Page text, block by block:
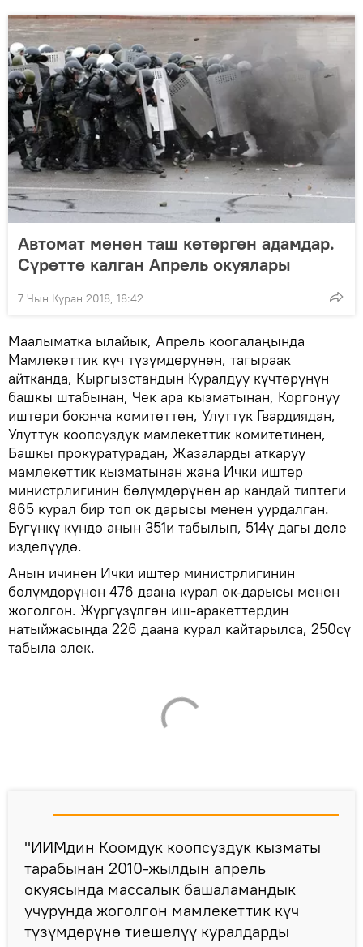
Автомат менен таш көтөргөн адамдар.
Сүрөттө калган Апрель окуялары
7 Чын Куран 2018, 18:42
Маалыматка ылайык, Апрель коогалаңында
Мамлекеттик күч түзүмдөрүнөн, тагыраак
айтканда, Кыргызстандын Куралдуу күчтөрүнүн
башкы штабынан, Чек ара кызматынан, Коргонуу
иштери боюнча комитеттен, Улуттук Гвардиядан,
Улуттук коопсуздук мамлекеттик комитетинен,
Башкы прокуратурадан, Жазаларды аткаруу
мамлекеттик кызматынан жана Ички иштер
министрлигинин бөлүмдөрүнөн ар кандай типтеги
865 курал бир топ ок дарысы менен уурдалган.
Бүгүнкү күндө анын 351и табылып, 514ү дагы деле
изделүүдө.
Анын ичинен Ички иштер министрлигинин
бөлүмдөрүнөн 476 даана курал ок-дарысы менен
жоголгон. Жүргүзүлгөн иш-аракеттердин
натыйжасында 226 даана курал кайтарылса, 250сү
табыла элек.
"ИИМдин Коомдук коопсуздук кызматы
тарабынан 2010-жылдын апрель
окуясында массалык башаламандык
учурунда жоголгон мамлекеттик күч
түзүмдөрүнө тиешелүү куралдарды